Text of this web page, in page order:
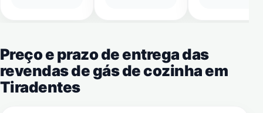
Preço e prazo de entrega das
revendas de gás de cozinha em
Tiradentes